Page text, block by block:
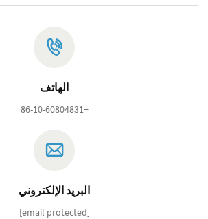
الهاتف
+86-10-60804831
البريد الإلكتروني
[email protected]